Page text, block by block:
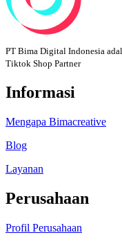
PT Bima Digital Indonesia
Tiktok Shop Partner
Informasi
Mengapa Bimacreative
Blog
Layanan
Perusahaan
Profil Perusahaan